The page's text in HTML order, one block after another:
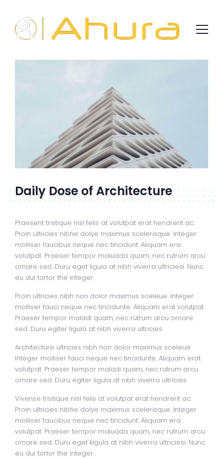
Daily Dose of Architecture
Praesent tristique nisl felis at volutpat erat hendrerit ac.
Proin ultricies nibhe dolye maximus scelerisque. Integer
molliser faucibus neque nec tincidunt. Aliquam era
volutpat. Praeser tempor maluada quam, nec rutrum arcu
ornare sed. Duru eget ligula at nibh viverra ultriciesi. Nunc
eu dui tortor the integer.
Proin ultricies nibh non dolor maximus sceleue. Integer
molliser fauci neque nec tincidunte. Aliquam erat volutpat.
Praeser tempor maladi quam, nec rutrum arcu ornare
sed. Duru egiter ligula at nibh viverra ultricies.
Architecture ultricies nibh non dolor maximus sceleue.
Integer molliser fauci neque nec tincidunte. Aliquam erat
volutpat. Praeser tempor maladi quam, nec rutrum arcu
ornare sed. Duru egiter ligula at nibh viverra ultricies.
Vivense tristique nisl felis at volutpat erat hendrerit ac.
Proin ultricies nibhe dolye maximus scelerisque. Integer
molliser faucibus neque nec tincidunt. Aliquam era
volutpat. Praeser tempor maluada quam, nec rutrum arcu
ornare sed. Duru eget kigula at nibh viverra ultriciesi. Nunc
eu dui tortor the integer.